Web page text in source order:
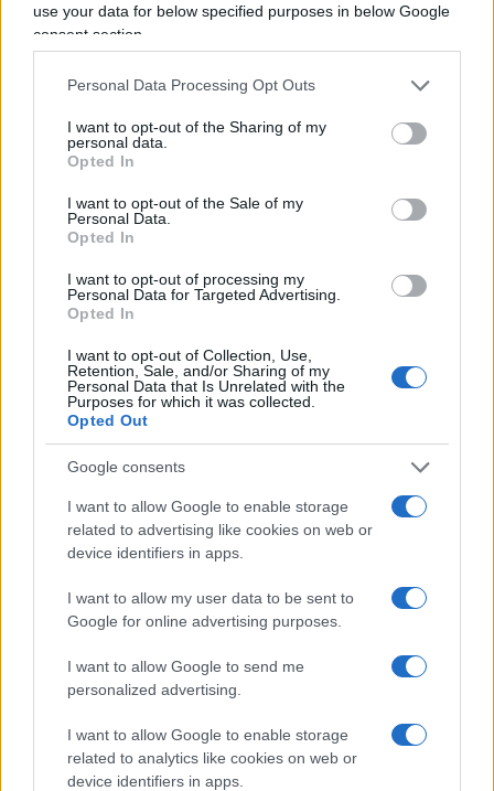
use your data for below specified purposes in below Google
consent section.
Personal Data Processing Opt Outs
I want to opt-out of the Sharing of my
personal data.
Opted In
I want to opt-out of the Sale of my
Personal Data.
Opted In
I want to opt-out of processing my
Personal Data for Targeted Advertising.
Opted In
I want to opt-out of Collection, Use,
Retention, Sale, and/or Sharing of my
Personal Data that Is Unrelated with the
Purposes for which it was collected.
Opted Out
Google consents
I want to allow Google to enable storage
related to advertising like cookies on web or
device identifiers in apps.
I want to allow my user data to be sent to
Google for online advertising purposes.
I want to allow Google to send me
personalized advertising.
I want to allow Google to enable storage
related to analytics like cookies on web or
device identifiers in apps.
14:02 Sparò ai ladri e finirà per nove anni in
galera: è pazzesco, la storia diMassimo Zen.
certificato della parità di genere.
Pirellisotto attacco dai cinesi, meglio dal
partito comunista cinese.
la campagna a favore della nuova La7.
62
SEDUTE SATIRICHE
Vignetta del 07/08/2026